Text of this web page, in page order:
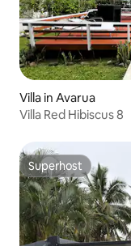
Villa in Avarua
Villa Red Hibiscus 8
Superhost
Superhost